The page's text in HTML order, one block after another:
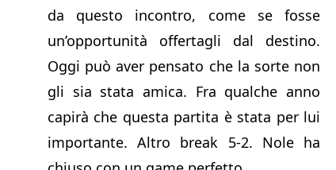
da questo incontro, come se fosse
un’opportunità offertagli dal destino.
Oggi può aver pensato che la sorte non
gli sia stata amica. Fra qualche anno
capirà che questa partita è stata per lui
importante. Altro break 5-2. Nole ha